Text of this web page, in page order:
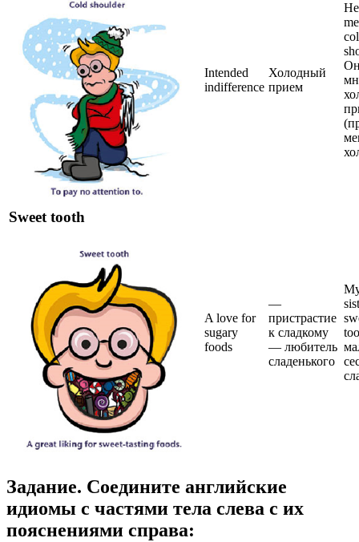
Intended
indifference
Холодный
прием
Sweet tooth
A love for
sugary
foods
—
пристрастие
к сладкому
— любитель
сладенького
Задание. Соедините английские
идиомы с частями тела слева с их
пояснениями справа: